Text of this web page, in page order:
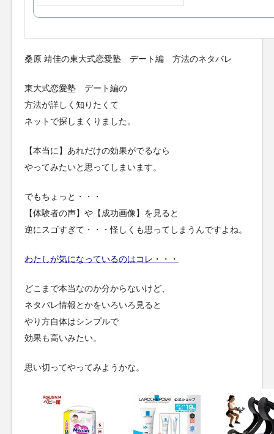
桑原 靖佳の東大式恋愛塾 デート編 方法のネタバレ
東大式恋愛塾 デート編の
方法が詳しく知りたくて
ネットで探しまくりました。
【本当に】あれだけの効果がでるなら
やってみたいと思ってしまいます。
でもちょっと・・・
【体験者の声】や【成功画像】を見ると
逆にスゴすぎて・・・怪しくも思ってしまうんですよね。
わたしが気になっているのはコレ・・・
どこまで本当なのか分からないけど、
ネタバレ情報とかをいろいろ見ると
やり方自体はシンプルで
効果も高いみたい。
思い切ってやってみようかな。